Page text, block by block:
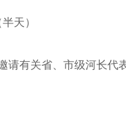
天）
有关省、市级河长代